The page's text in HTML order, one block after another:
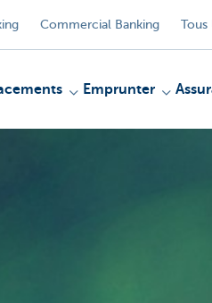
Commercial Banking Tous
Emprunter